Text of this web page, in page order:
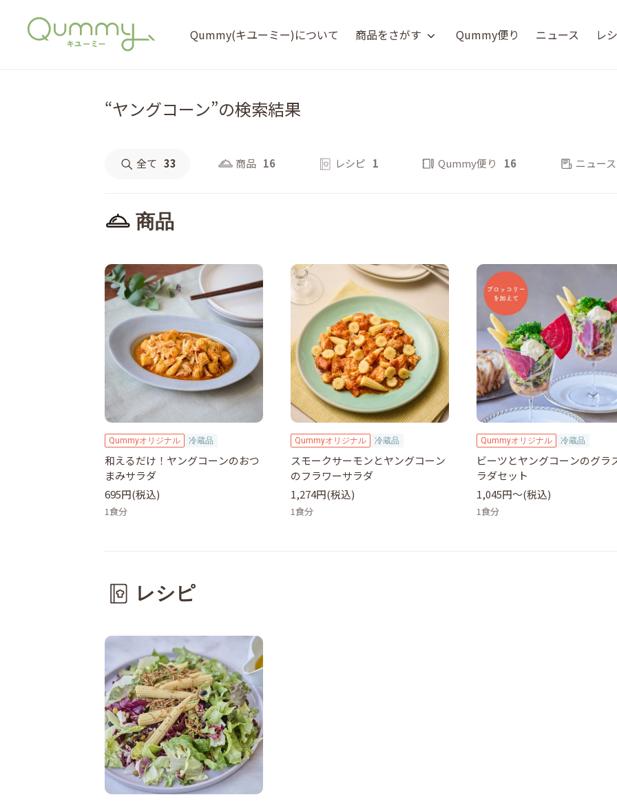
Qummy(キユーミー)について 商品をさがす Qummy便り ニュース レ
“ヤングコーン”の検索結果
全て 33 商品 16 レシピ 1 Qummy便り 16 ニュース
商品
Qummyオリジナル 冷蔵品
和えるだけ！ヤングコーンのおつ
まみサラダ
695円(税込)
1食分
Qummyオリジナル 冷蔵品
スモークサーモンとヤングコーン
のフラワーサラダ
1,274円(税込)
1食分
Qummyオリジナル 冷蔵品
ビーツとヤングコーンのグラ
ラダセット
1,045円〜(税込)
1食分
レシピ